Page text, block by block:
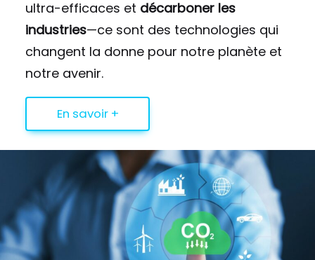
ultra-efficaces et décarboner les
industries—ce sont des technologies qui
changent la donne pour notre planète et
notre avenir.
En savoir +